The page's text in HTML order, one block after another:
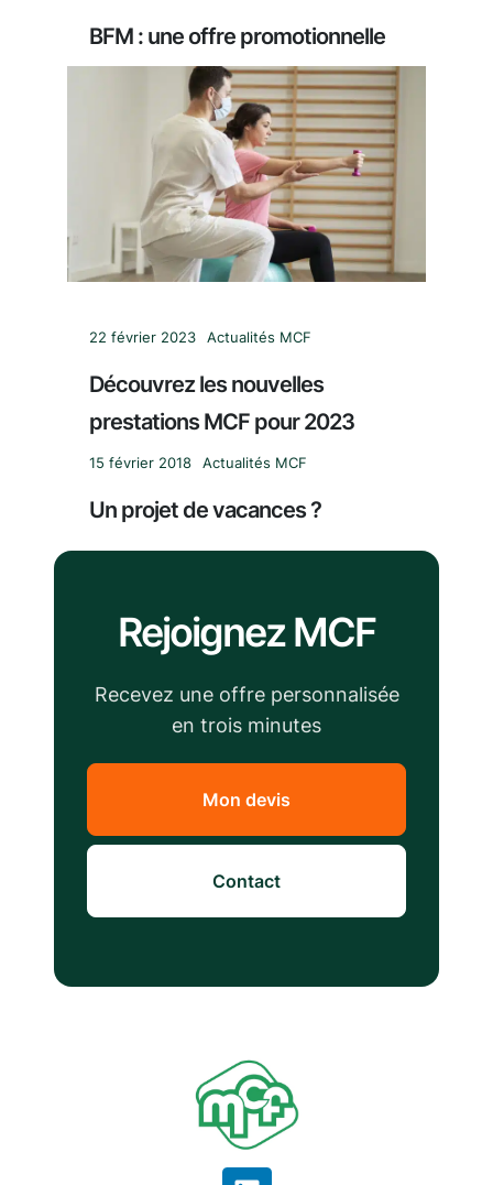
BFM : une offre promotionnelle
22 février 2023 Actualités MCF
Découvrez les nouvelles
prestations MCF pour 2023
15 février 2018 Actualités MCF
Un projet de vacances ?
Rejoignez MCF
Recevez une offre personnalisée
en trois minutes
Mon devis
Contact